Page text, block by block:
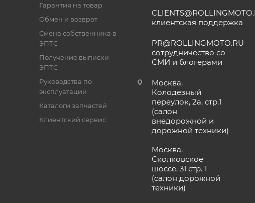
Гарантия на товар
Обмен и возврат
Смена собственника в
ЭПТС
Получение выписки
ЭПТС
Руководства по
эксплуатации
Каталоги запчастей
Клиентский сервис
клиентская поддержка
PR@ROLLINGMOTO.RU
сотрудничество со
СМИ и блогерами
Москва,
Колодезный
переулок, 2а, стр.1
(салон
внедорожной и
дорожной техники)
Москва,
Сколковское
шоссе, 31 стр. 1
(салон дорожной
техники)